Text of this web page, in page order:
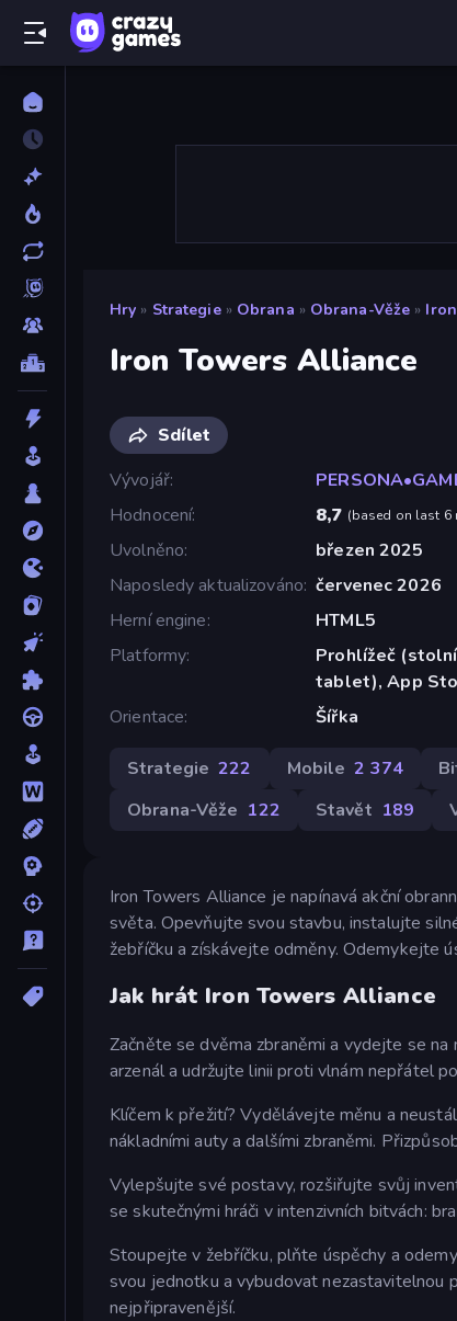
Hry » Strategie » Obrana » Obrana-Věže »
Iron Towers Alliance
Sdílet
Vývojář
Hodnocení
8,7 (based on last 6
Uvolněno
březen 2025
Naposledy aktualizováno červenec 2026
Herní engine
HTML5
Platformy
Prohlížeč
tablet), App
Orientace
Šířka
Strategie 222 Mobile 2 374
Obrana-Věže 122 Stavět 189
Iron Towers Alliance je napínavá akční
světa. Opevňujte svou stavbu, instalujte
žebříčku a získávejte odměny. Odemykejte
Jak hrát Iron Towers Alliance
Začněte se dvěma zbraněmi a vydejte se
arzenál a udržujte linii proti vlnám nepřátel
Klíčem k přežití? Vydělávejte měnu a
nákladními auty a dalšími zbraněmi.
Vylepšujte své postavy, rozšiřujte svůj
se skutečnými hráči v intenzivních bitvách:
Stoupejte v žebříčku, plňte úspěchy a
svou jednotku a vybudovat nezastavitelnou
nejpřipravenější.